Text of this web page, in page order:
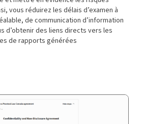
vous réduirez les délais d’examen à
de communication d’information
d’obtenir des liens directs vers les
de rapports générées